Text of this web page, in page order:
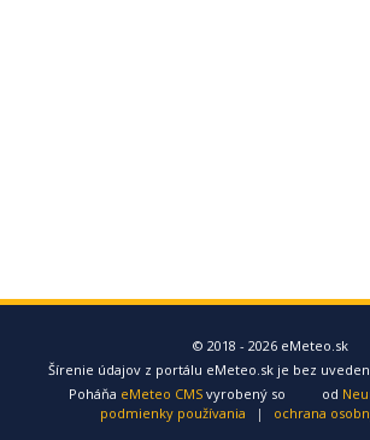
© 2018 - 2026 eMeteo.sk
Šírenie údajov z portálu eMeteo.sk je bez
Poháňa eMeteo CMS vyrobený so od
podmienky používania
| ochrana